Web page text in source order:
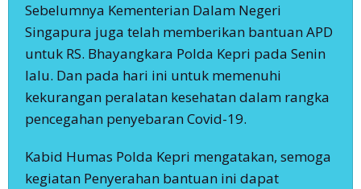
menerima
bantuan
Alkes
dari
Panbil
Group.
Sebelumnya Kementerian Dalam Negeri
Singapura juga telah memberikan bantuan APD
untuk RS. Bhayangkara Polda Kepri pada Senin
lalu. Dan pada hari ini untuk memenuhi
kekurangan peralatan kesehatan dalam rangka
pencegahan penyebaran Covid-19.
Kabid Humas Polda Kepri mengatakan, semoga
kegiatan Penyerahan bantuan ini dapat